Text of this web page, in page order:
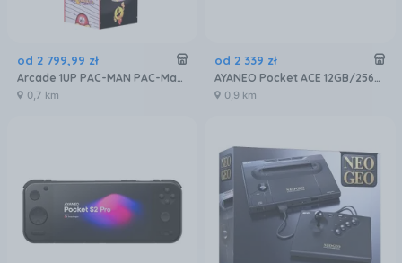
od 2 799,99 zł
Arcade 1UP PAC-MAN PAC-Mania Konsola Arcade RETRO 14 Gier Wi-Fi
0,7 km
od 2 339 zł
AYANEO Pocket ACE 12GB/256GB Retro Edition
0,9 km